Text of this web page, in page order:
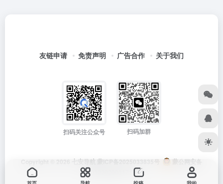
友链申请 免责声明 广告合作 关于我们
扫码关注公众号 扫码加群
Copyright © 2026 七安导航 蒙ICP备2025033835号
蒙公网安备
15012202000171号